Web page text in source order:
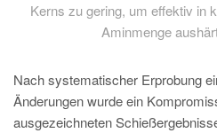
Kerns zu gering, um effektiv in
Aminmenge
Nach systematischer Erprobung
Änderungen wurde ein
ausgezeichneten